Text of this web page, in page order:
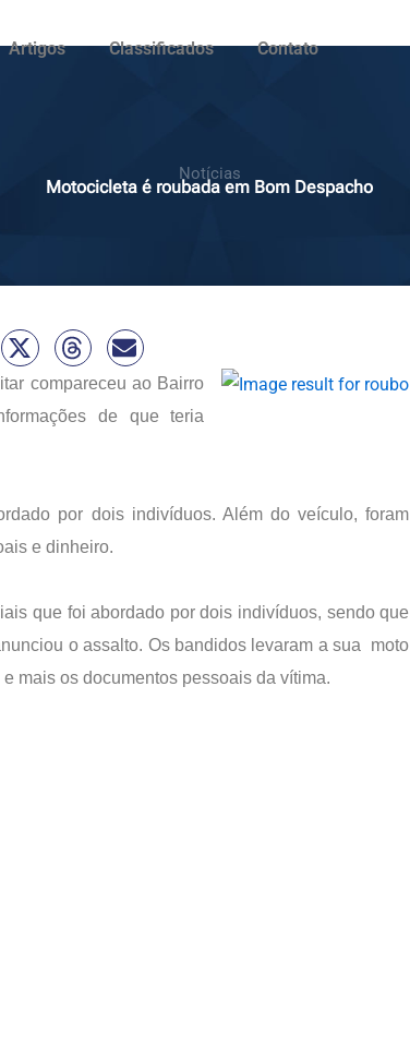
Artigos Classificados Contato
Notícias
Motocicleta é roubada em Bom Despacho
compareceu ao Bairro
de que teria
por dois indivíduos. Além do veículo, foram
e dinheiro.
que foi abordado por dois indivíduos, sendo que
o assalto. Os bandidos levaram a sua moto
mais os documentos pessoais da vítima.